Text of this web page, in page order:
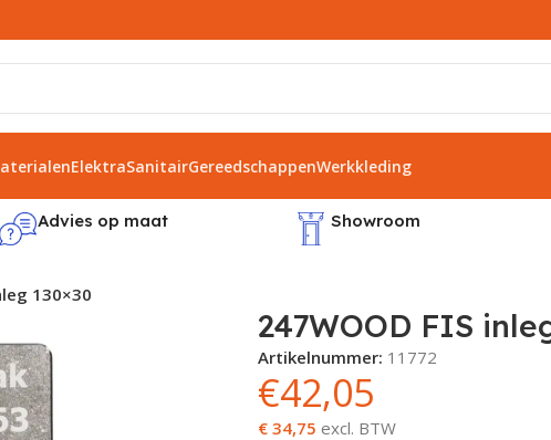
ElektraSanitairGereedschappenWerkkleding
Advies op maat Showroom
130×30
247WOOD FIS
Artikelnummer: 11772
€42,05
€ 34,75 excl. BTW